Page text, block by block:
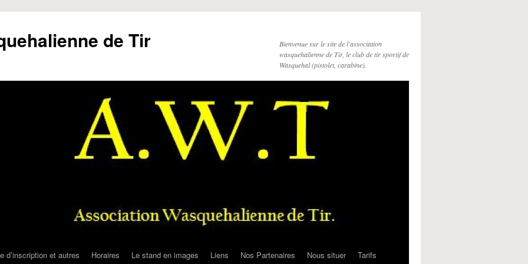
de Tir
Bienvenue sur le site de l'association
wasquehalienne de Tir, le club de tir sportif de
Wasquehal (pistolet, carabine).
d’inscription et autres Horaires Le stand en images Liens Nos Partenaires Nous situer Tarifs